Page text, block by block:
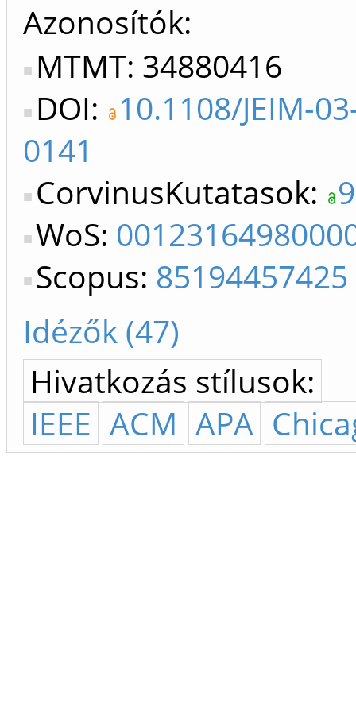
Azonosítók
MTMT: 34880416
DOI: 10.1108/JEIM-
0141
CorvinusKutatasok:
WoS:
Scopus: 85194457425
Idézők (47)
Hivatkozás stílusok:
IEEE ACM APA